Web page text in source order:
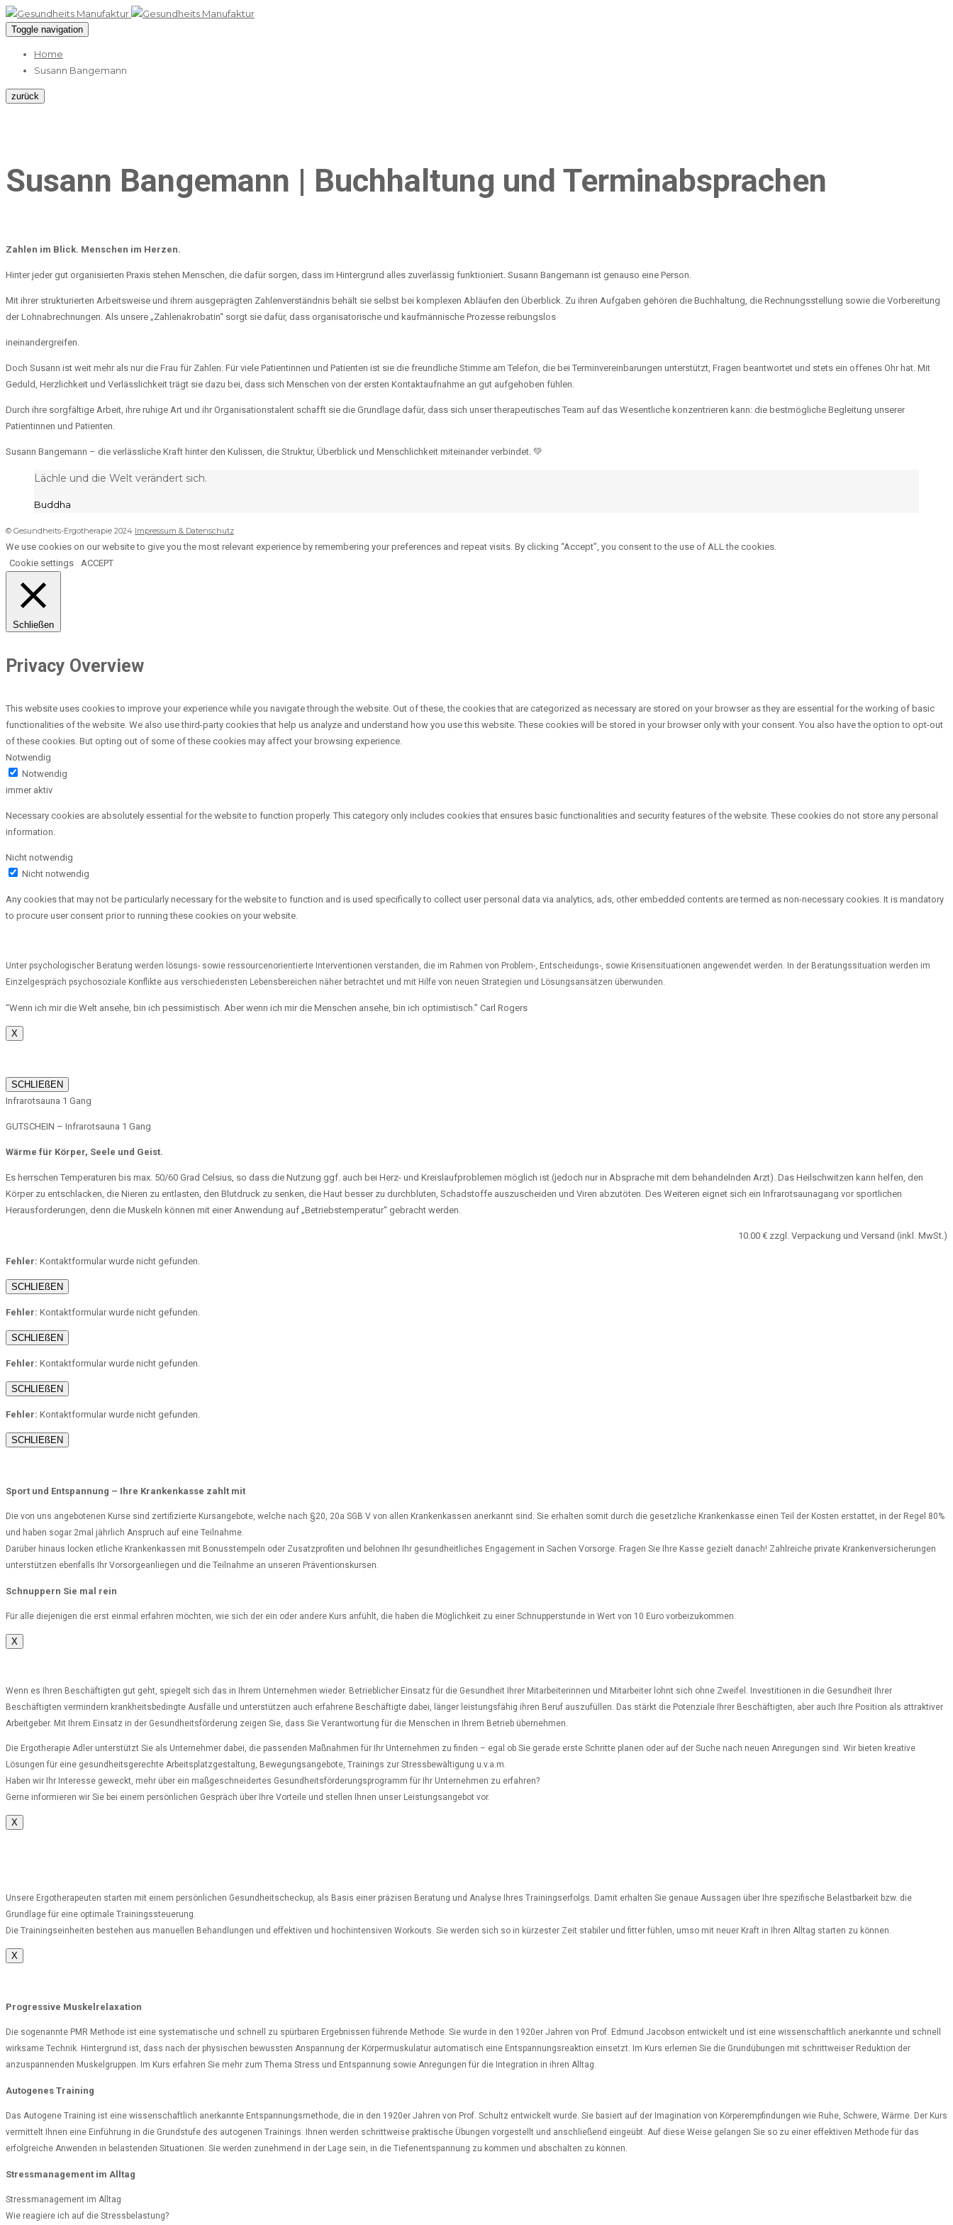
Toggle navigation
Home
Susann Bangemann
zurück
Susann Bangemann | Buchhaltung und Terminabsprachen
Zahlen im Blick. Menschen im Herzen.
Hinter jeder gut organisierten Praxis stehen Menschen, die dafür sorgen, dass im Hintergrund alles zuverlässig funktioniert. Susann Bangemann ist genauso eine Person.
Mit ihrer strukturierten Arbeitsweise und ihrem ausgeprägten Zahlenverständnis behält sie selbst bei komplexen Abläufen den Überblick. Zu ihren Aufgaben gehören die Buchhaltung, die Rechnungsstellung sowie die Vorbereitung
der Lohnabrechnungen. Als unsere „Zahlenakrobatin“ sorgt sie dafür, dass organisatorische und kaufmännische Prozesse reibungslos
ineinandergreifen.
Doch Susann ist weit mehr als nur die Frau für Zahlen. Für viele Patientinnen und Patienten ist sie die freundliche Stimme am Telefon, die bei Terminvereinbarungen unterstützt, Fragen beantwortet und stets ein offenes Ohr hat. Mit
Geduld, Herzlichkeit und Verlässlichkeit trägt sie dazu bei, dass sich Menschen von der ersten Kontaktaufnahme an gut aufgehoben fühlen.
Durch ihre sorgfältige Arbeit, ihre ruhige Art und ihr Organisationstalent schafft sie die Grundlage dafür, dass sich unser therapeutisches Team auf das Wesentliche konzentrieren kann: die bestmögliche Begleitung unserer
Patientinnen und Patienten.
Susann Bangemann – die verlässliche Kraft hinter den Kulissen, die Struktur, Überblick und Menschlichkeit miteinander verbindet. 💚
Lächle und die Welt verändert sich.
Buddha
© Gesundheits-Ergotherapie 2024 Impressum & Datenschutz
We use cookies on our website to give you the most relevant experience by remembering your preferences and repeat visits. By clicking “Accept”, you consent to the use of ALL the cookies.
Cookie settings
ACCEPT
Schließen
Privacy Overview
This website uses cookies to improve your experience while you navigate through the website. Out of these, the cookies that are categorized as necessary are stored on your browser as they are essential for the working of basic
functionalities of the website. We also use third-party cookies that help us analyze and understand how you use this website. These cookies will be stored in your browser only with your consent. You also have the option to opt-out
of these cookies. But opting out of some of these cookies may affect your browsing experience.
Notwendig
Notwendig
immer aktiv
Necessary cookies are absolutely essential for the website to function properly. This category only includes cookies that ensures basic functionalities and security features of the website. These cookies do not store any personal
information.
Nicht notwendig
Nicht notwendig
Any cookies that may not be particularly necessary for the website to function and is used specifically to collect user personal data via analytics, ads, other embedded contents are termed as non-necessary cookies. It is mandatory
to procure user consent prior to running these cookies on your website.
Unter psychologischer Beratung werden lösungs- sowie ressourcenorientierte Interventionen verstanden, die im Rahmen von Problem-, Entscheidungs-, sowie Krisensituationen angewendet werden. In der Beratungssituation werden im
Einzelgespräch psychosoziale Konflikte aus verschiedensten Lebensbereichen näher betrachtet und mit Hilfe von neuen Strategien und Lösungsansätzen überwunden.
“Wenn ich mir die Welt ansehe, bin ich pessimistisch. Aber wenn ich mir die Menschen ansehe, bin ich optimistisch.” Carl Rogers
X
SCHLIEßEN
Infrarotsauna 1 Gang
GUTSCHEIN – Infrarotsauna 1 Gang
Wärme für Körper, Seele und Geist.
Es herrschen Temperaturen bis max. 50/60 Grad Celsius, so dass die Nutzung ggf. auch bei Herz- und Kreislaufproblemen möglich ist (jedoch nur in Absprache mit dem behandelnden Arzt). Das Heilschwitzen kann helfen, den
Körper zu entschlacken, die Nieren zu entlasten, den Blutdruck zu senken, die Haut besser zu durchbluten, Schadstoffe auszuscheiden und Viren abzutöten. Des Weiteren eignet sich ein Infrarotsaunagang vor sportlichen
Herausforderungen, denn die Muskeln können mit einer Anwendung auf „Betriebstemperatur“ gebracht werden.
10.00 € zzgl. Verpackung und Versand (inkl. MwSt.)
Fehler: Kontaktformular wurde nicht gefunden.
SCHLIEßEN
Fehler: Kontaktformular wurde nicht gefunden.
SCHLIEßEN
Fehler: Kontaktformular wurde nicht gefunden.
SCHLIEßEN
Fehler: Kontaktformular wurde nicht gefunden.
SCHLIEßEN
Sport und Entspannung – Ihre Krankenkasse zahlt mit
Die von uns angebotenen Kurse sind zertifizierte Kursangebote, welche nach §20, 20a SGB V von allen Krankenkassen anerkannt sind. Sie erhalten somit durch die gesetzliche Krankenkasse einen Teil der Kosten erstattet, in der Regel 80%
und haben sogar 2mal jährlich Anspruch auf eine Teilnahme.
Darüber hinaus locken etliche Krankenkassen mit Bonusstempeln oder Zusatzprofiten und belohnen Ihr gesundheitliches Engagement in Sachen Vorsorge. Fragen Sie Ihre Kasse gezielt danach! Zahlreiche private Krankenversicherungen
unterstützen ebenfalls Ihr Vorsorgeanliegen und die Teilnahme an unseren Präventionskursen.
Schnuppern Sie mal rein
Für alle diejenigen die erst einmal erfahren möchten, wie sich der ein oder andere Kurs anfühlt, die haben die Möglichkeit zu einer Schnupperstunde in Wert von 10 Euro vorbeizukommen.
X
Wenn es Ihren Beschäftigten gut geht, spiegelt sich das in Ihrem Unternehmen wieder. Betrieblicher Einsatz für die Gesundheit Ihrer Mitarbeiterinnen und Mitarbeiter lohnt sich ohne Zweifel. Investitionen in die Gesundheit Ihrer
Beschäftigten vermindern krankheitsbedingte Ausfälle und unterstützen auch erfahrene Beschäftigte dabei, länger leistungsfähig ihren Beruf auszufüllen. Das stärkt die Potenziale Ihrer Beschäftigten, aber auch Ihre Position als attraktiver
Arbeitgeber. Mit Ihrem Einsatz in der Gesundheitsförderung zeigen Sie, dass Sie Verantwortung für die Menschen in Ihrem Betrieb übernehmen.
Die Ergotherapie Adler unterstützt Sie als Unternehmer dabei, die passenden Maßnahmen für Ihr Unternehmen zu finden – egal ob Sie gerade erste Schritte planen oder auf der Suche nach neuen Anregungen sind. Wir bieten kreative
Lösungen für eine gesundheitsgerechte Arbeitsplatzgestaltung, Bewegungsangebote, Trainings zur Stressbewältigung u.v.a.m.
Haben wir Ihr Interesse geweckt, mehr über ein maßgeschneidertes Gesundheitsförderungsprogramm für Ihr Unternehmen zu erfahren?
Gerne informieren wir Sie bei einem persönlichen Gespräch über Ihre Vorteile und stellen Ihnen unser Leistungsangebot vor.
X
Unsere Ergotherapeuten starten mit einem persönlichen Gesundheitscheckup, als Basis einer präzisen Beratung und Analyse Ihres Trainingserfolgs. Damit erhalten Sie genaue Aussagen über Ihre spezifische Belastbarkeit bzw. die
Grundlage für eine optimale Trainingssteuerung.
Die Trainingseinheiten bestehen aus manuellen Behandlungen und effektiven und hochintensiven Workouts. Sie werden sich so in kürzester Zeit stabiler und fitter fühlen, umso mit neuer Kraft in Ihren Alltag starten zu können.
X
Progressive Muskelrelaxation
Die sogenannte PMR Methode ist eine systematische und schnell zu spürbaren Ergebnissen führende Methode. Sie wurde in den 1920er Jahren von Prof. Edmund Jacobson entwickelt und ist eine wissenschaftlich anerkannte und schnell
wirksame Technik. Hintergrund ist, dass nach der physischen bewussten Anspannung der Körpermuskulatur automatisch eine Entspannungsreaktion einsetzt. Im Kurs erlernen Sie die Grundübungen mit schrittweiser Reduktion der
anzuspannenden Muskelgruppen. Im Kurs erfahren Sie mehr zum Thema Stress und Entspannung sowie Anregungen für die Integration in ihren Alltag.
Autogenes Training
Das Autogene Training ist eine wissenschaftlich anerkannte Entspannungsmethode, die in den 1920er Jahren von Prof. Schultz entwickelt wurde. Sie basiert auf der Imagination von Körperempfindungen wie Ruhe, Schwere, Wärme. Der Kurs
vermittelt Ihnen eine Einführung in die Grundstufe des autogenen Trainings. Ihnen werden schrittweise praktische Übungen vorgestellt und anschließend eingeübt. Auf diese Weise gelangen Sie so zu einer effektiven Methode für das
erfolgreiche Anwenden in belastenden Situationen. Sie werden zunehmend in der Lage sein, in die Tiefenentspannung zu kommen und abschalten zu können.
Stressmanagement im Alltag
Stressmanagement im Alltag
Wie reagiere ich auf die Stressbelastung?